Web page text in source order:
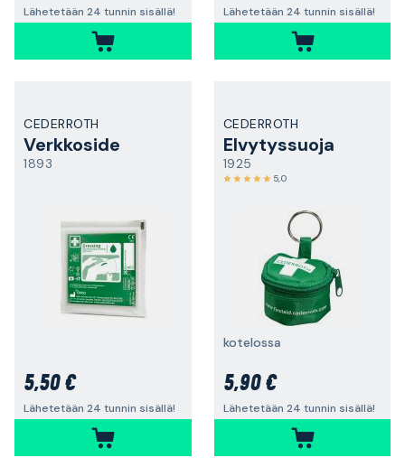
Lähetetään 24 tunnin sisällä! Lähetetään 24 tunnin sisällä!
CEDERROTH
Verkkoside
1893
5,50 €
Lähetetään 24 tunnin sisällä!
CEDERROTH
Elvytyssuoja
1925
5,0
kotelossa
5,90 €
Lähetetään 24 tunnin sisällä!